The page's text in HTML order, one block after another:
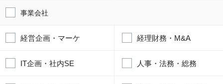
事業会社
経営企画・マーケ 経理財務・M&A
IT企画・社内SE 人事・法務・総務